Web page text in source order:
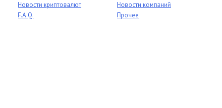
Новости криптовалют
F.A.Q.
Новости компаний
Прочее